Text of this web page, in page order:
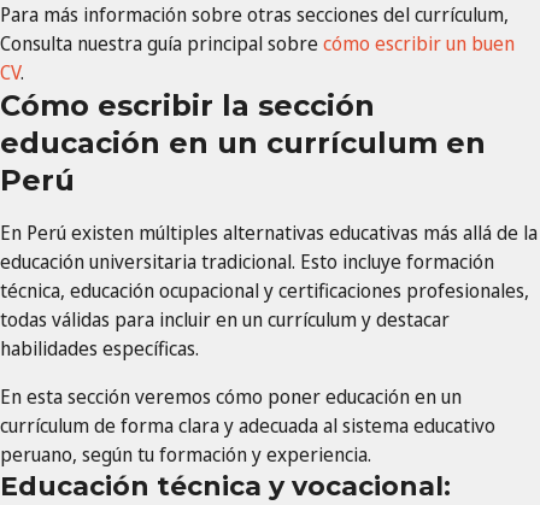
Para más información sobre otras secciones del currículum,
Consulta nuestra guía principal sobrecómo escribir un buen
CV.
Cómo escribir la sección
educación en un currículum en
Perú
En Perú existen múltiples alternativas educativas más allá de la
educación universitaria tradicional. Esto incluye formación
técnica, educación ocupacional y certificaciones profesionales,
todas válidas para incluir en un currículum y destacar
habilidades específicas.
En esta sección veremos cómo poner educación en un
currículum de forma clara y adecuada al sistema educativo
peruano, según tu formación y experiencia.
Educación técnica y vocacional: